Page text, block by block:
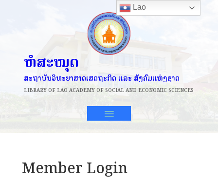
ຫໍສະໝຸດ
ສະຖາບັນວິທະຍາສາດເສດຖະກິດ ແລະ ສັງຄົມແຫ່ງຊາດ
LIBRARY OF LAO ACADEMY OF SOCIAL AND ECONOMIC SCIENCES
Member Login
Lao